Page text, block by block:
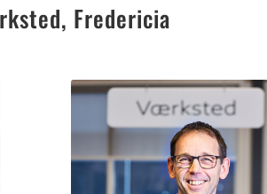
Fredericia